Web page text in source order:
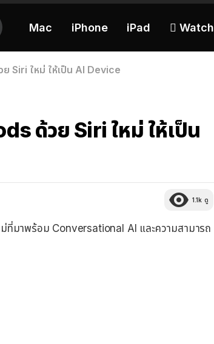
Mac iPhone iPad  Watch
Siri ใหม่ ให้เป็น AI Device
ด้วย Siri ใหม่ ให้เป็น
1.1k ดู
ที่มาพร้อม Conversational AI และความสามารถ